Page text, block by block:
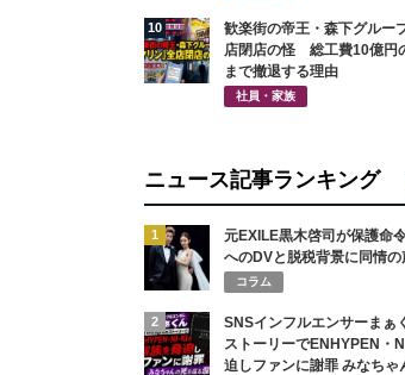
10
歓楽街の帝王・森下グルー
店閉店の怪 総工費10億円
まで撤退する理由
社員・家族
ニュース記事ランキング
1
元EXILE黒木啓司が保護命
へのDVと脱税背景に同情の
コラム
2
SNSインフルエンサーまぁ
ストーリーでENHYPEN・
迫しファンに謝罪 みなちゃ